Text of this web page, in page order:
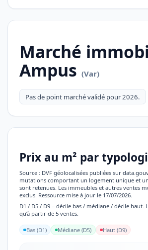
Marché
Ampus (Var)
Pas de point marché validé pour 2026.
Prix au m² par
Source : DVF géolocalisées publiées sur
mutations comportant un logement unique et
sont retenues. Les immeubles et autres ventes
exclus. Ressource mise à jour le 17/07/2026.
D1 / D5 / D9 = décile bas / médiane / décile haut.
qu’à partir de 5 ventes.
Bas (D1) Médiane (D5) Haut (D9)